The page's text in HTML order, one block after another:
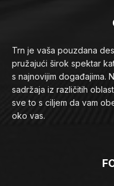
Trn je vaša pouzdana
pružajući širok spektar
s najnovijim događajima.
sadržaja iz različitih
sve to s ciljem da vam
oko vas.